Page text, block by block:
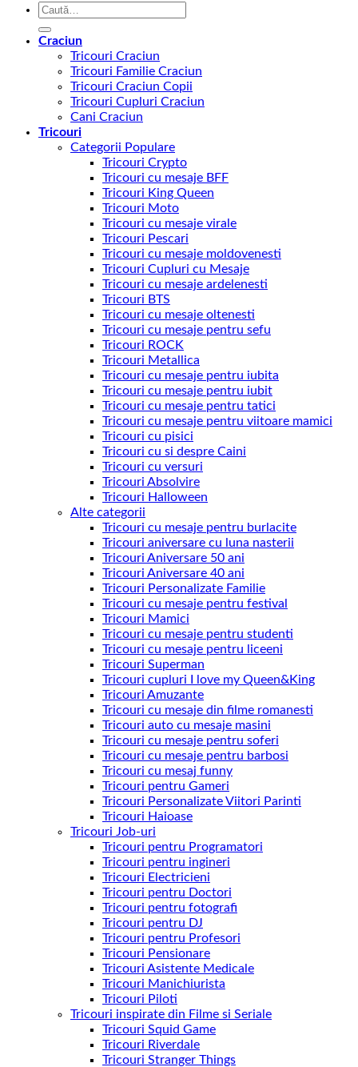
Caută
Craciun
Tricouri Craciun
Tricouri Familie Craciun
Tricouri Craciun Copii
Tricouri Cupluri Craciun
Cani Craciun
Tricouri
Categorii Populare
Tricouri Crypto
Tricouri cu mesaje BFF
Tricouri King Queen
Tricouri Moto
Tricouri cu mesaje virale
Tricouri Pescari
Tricouri cu mesaje moldovenesti
Tricouri Cupluri cu Mesaje
Tricouri cu mesaje ardelenesti
Tricouri BTS
Tricouri cu mesaje oltenesti
Tricouri cu mesaje pentru sefu
Tricouri ROCK
Tricouri Metallica
Tricouri cu mesaje pentru iubita
Tricouri cu mesaje pentru iubit
Tricouri cu mesaje pentru tatici
Tricouri cu mesaje pentru viitoare mamici
Tricouri cu pisici
Tricouri cu si despre Caini
Tricouri cu versuri
Tricouri Absolvire
Tricouri Halloween
Alte categorii
Tricouri cu mesaje pentru burlacite
Tricouri aniversare cu luna nasterii
Tricouri Aniversare 50 ani
Tricouri Aniversare 40 ani
Tricouri Personalizate Familie
Tricouri cu mesaje pentru festival
Tricouri Mamici
Tricouri cu mesaje pentru studenti
Tricouri cu mesaje pentru liceeni
Tricouri Superman
Tricouri cupluri I love my Queen&King
Tricouri Amuzante
Tricouri cu mesaje din filme romanesti
Tricouri auto cu mesaje masini
Tricouri cu mesaje pentru soferi
Tricouri cu mesaje pentru barbosi
Tricouri cu mesaj funny
Tricouri pentru Gameri
Tricouri Personalizate Viitori Parinti
Tricouri Haioase
Tricouri Job-uri
Tricouri pentru Programatori
Tricouri pentru ingineri
Tricouri Electricieni
Tricouri pentru Doctori
Tricouri pentru fotografi
Tricouri pentru DJ
Tricouri pentru Profesori
Tricouri Pensionare
Tricouri Asistente Medicale
Tricouri Manichiurista
Tricouri Piloti
Tricouri inspirate din Filme si Seriale
Tricouri Squid Game
Tricouri Riverdale
Tricouri Stranger Things